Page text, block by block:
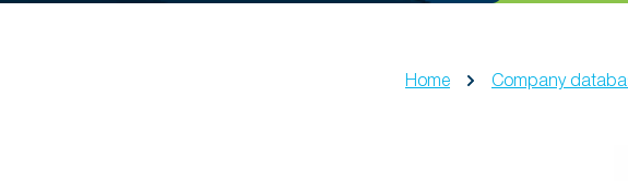
Home Company